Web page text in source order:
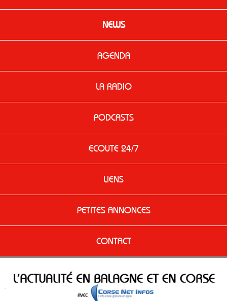
NEWS
AGENDA
LA RADIO
PODCASTS
ECOUTE 24/7
LIENS
PETITES ANNONCES
CONTACT